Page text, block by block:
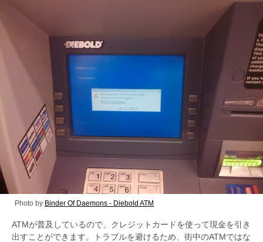
Photo by Binder Of Daemons - Diebold ATM
ATMが普及しているので、クレジットカードを使って現金を引き
出すことができます。トラブルを避けるため、街中のATMではな